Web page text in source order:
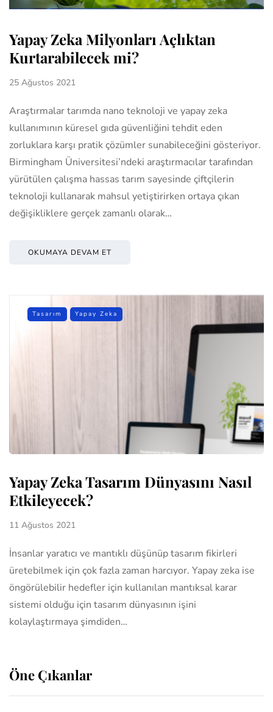
Yapay Zeka Milyonları Açlıktan
Kurtarabilecek mi?
25 Ağustos 2021
Araştırmalar tarımda nano teknoloji ve yapay zeka
kullanımının küresel gıda güvenliğini tehdit eden
zorluklara karşı pratik çözümler sunabileceğini gösteriyor.
Birmingham Üniversitesi’ndeki araştırmacılar tarafından
yürütülen çalışma hassas tarım sayesinde çiftçilerin
teknoloji kullanarak mahsul yetiştirirken ortaya çıkan
değişikliklere gerçek zamanlı olarak…
OKUMAYA DEVAM ET
Tasarım Yapay Zeka
Yapay Zeka Tasarım Dünyasını Nasıl
Etkileyecek?
11 Ağustos 2021
İnsanlar yaratıcı ve mantıklı düşünüp tasarım fikirleri
üretebilmek için çok fazla zaman harcıyor. Yapay zeka ise
öngörülebilir hedefler için kullanılan mantıksal karar
sistemi olduğu için tasarım dünyasının işini
kolaylaştırmaya şimdiden…
Öne Çıkanlar